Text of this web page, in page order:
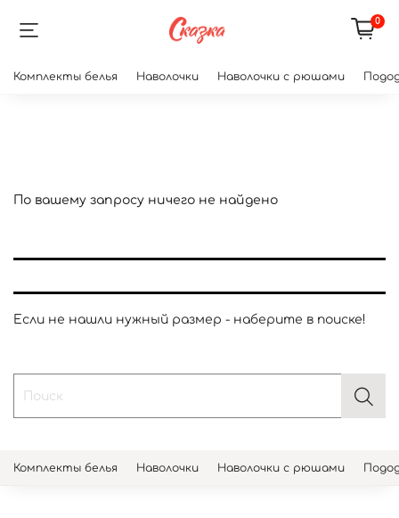
0
Комплекты белья Наволочки Наволочки с рюшами
По вашему запросу ничего не найдено
Если не нашли нужный размер - наберите в поиске!
Комплекты белья Наволочки Наволочки с рюшами